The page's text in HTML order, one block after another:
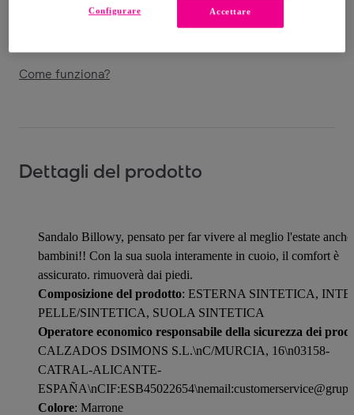
19/08
Come funziona?
Dettagli del prodotto
Sandalo Billowy, pensato per far vivere al meglio l'estate
bambini!! Con la sua suola interamente in cuoio, il comfort è
assicurato. rimuoverà dai piedi.
Composizione del prodotto: ESTERNA SINTETICA,
PELLE/SINTETICA, SUOLA SINTETICA
Operatore economico responsabile della sicurezza dei
CALZADOS DSIMONS S.L.\nC/MURCIA, 16\n03158-
CATRAL-ALICANTE-
Colore: Marrone
Accettare
Configurare